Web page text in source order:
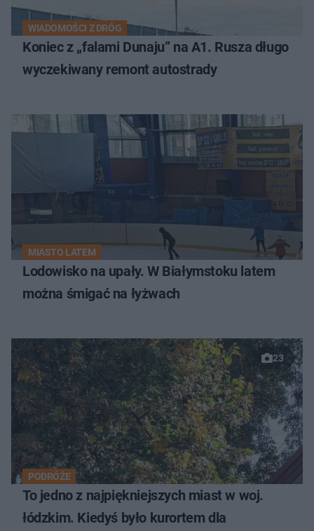
WIADOMOŚCI Z DRÓG
Koniec z „falami Dunaju” na A1. Rusza długo
wyczekiwany remont autostrady
MIASTO LATEM
Lodowisko na upały. W Białymstoku latem
można śmigać na łyżwach
23
PODRÓŻE
To jedno z najpiękniejszych miast w woj.
łódzkim. Kiedyś było kurortem dla